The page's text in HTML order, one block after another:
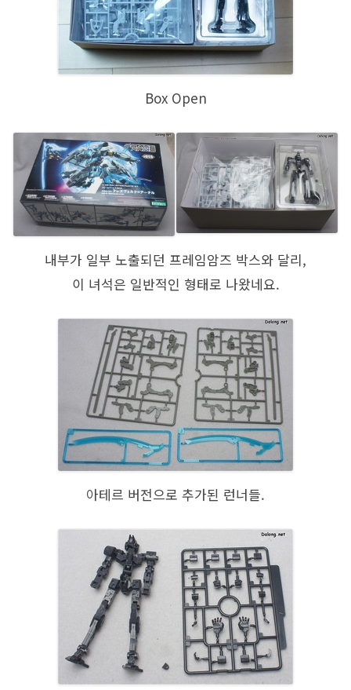
Box Open
내부가 일부 노출되던 프레임암즈 박스와 달리,
이 녀석은 일반적인 형태로 나왔네요.
아테르 버전으로 추가된 런너들.